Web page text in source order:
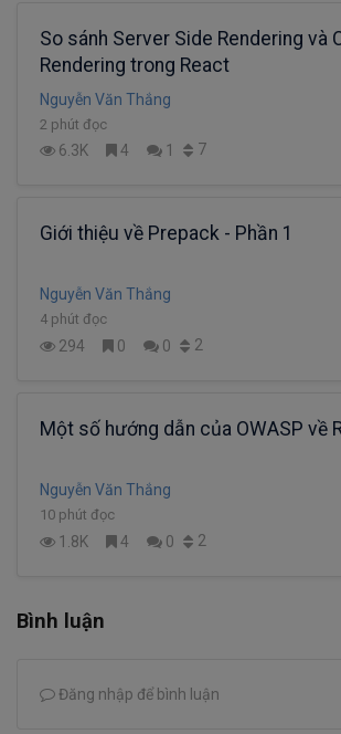
So sánh Server Side Rendering và
Rendering trong React
Nguyễn Văn Thắng
2 phút đọc
6.3K 4 1 7
Giới thiệu về Prepack - Phần 1
Nguyễn Văn Thắng
4 phút đọc
294 0 0 2
Một số hướng dẫn của OWASP về
Nguyễn Văn Thắng
10 phút đọc
1.8K 4 0 2
Bình luận
Đăng nhập để bình luận